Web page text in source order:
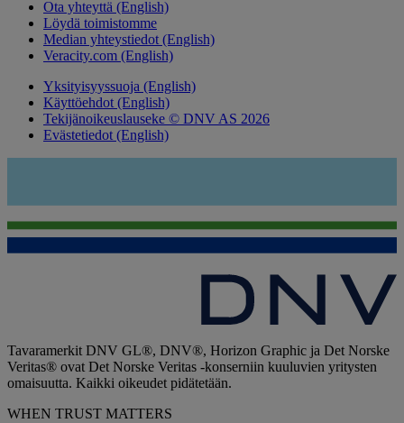
Ota yhteyttä (English)
Löydä toimistomme
Median yhteystiedot (English)
Veracity.com (English)
Yksityisyyssuoja (English)
Käyttöehdot (English)
Tekijänoikeuslauseke © DNV AS 2026
Evästetiedot (English)
Tavaramerkit DNV GL®, DNV®, Horizon Graphic ja Det Norske
Veritas® ovat Det Norske Veritas -konserniin kuuluvien yritysten
omaisuutta. Kaikki oikeudet pidätetään.
WHEN TRUST MATTERS